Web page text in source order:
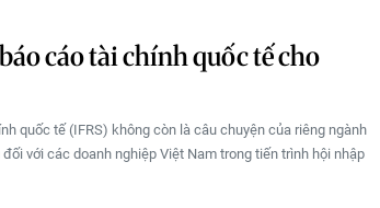
cáo tài chính quốc tế cho
quốc tế (IFRS) không còn là câu chuyện của riêng ngành
với các doanh nghiệp Việt Nam trong tiến trình hội nhập